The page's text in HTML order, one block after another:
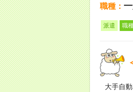
職種：
派遣 職
大手自